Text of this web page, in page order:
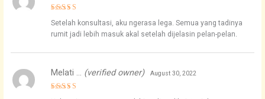
Rated
5
out of 5
Setelah konsultasi, aku ngerasa lega. Semua yang tadinya
rumit jadi lebih masuk akal setelah dijelasin pelan-pelan.
Melati … (verified owner) August 30, 2022